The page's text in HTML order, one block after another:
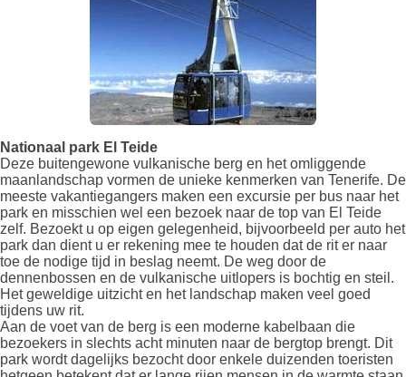
Nationaal park El Teide
Deze buitengewone vulkanische berg en het omliggende
maanlandschap vormen de unieke kenmerken van Tenerife. De
meeste vakantiegangers maken een excursie per bus naar het
park en misschien wel een bezoek naar de top van El Teide
zelf. Bezoekt u op eigen gelegenheid, bijvoorbeeld per auto het
park dan dient u er rekening mee te houden dat de rit er naar
toe de nodige tijd in beslag neemt. De weg door de
dennenbossen en de vulkanische uitlopers is bochtig en steil.
Het geweldige uitzicht en het landschap maken veel goed
tijdens uw rit.
Aan de voet van de berg is een moderne kabelbaan die
bezoekers in slechts acht minuten naar de bergtop brengt. Dit
park wordt dagelijks bezocht door enkele duizenden toeristen